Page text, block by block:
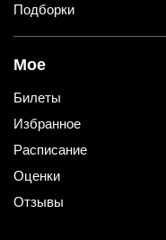
Подборки
Мое
Билеты
Избранное
Расписание
Оценки
Отзывы